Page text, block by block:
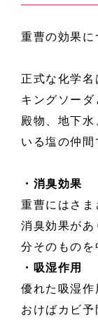
重曹の効果に
正式な化学
キングソー
殿物、地下
いる塩の仲間
・消臭効果
重曹にはさ
消臭効果が
分そのものを
・吸湿作用
優れた吸湿作
おけばカビ予